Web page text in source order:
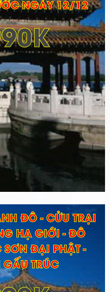
NGÀY 12/12
ĐÔ - CỬU TRẠI
HẠ GIỚI - ĐÔ
SƠN ĐẠI PHẬT -
TRÚC